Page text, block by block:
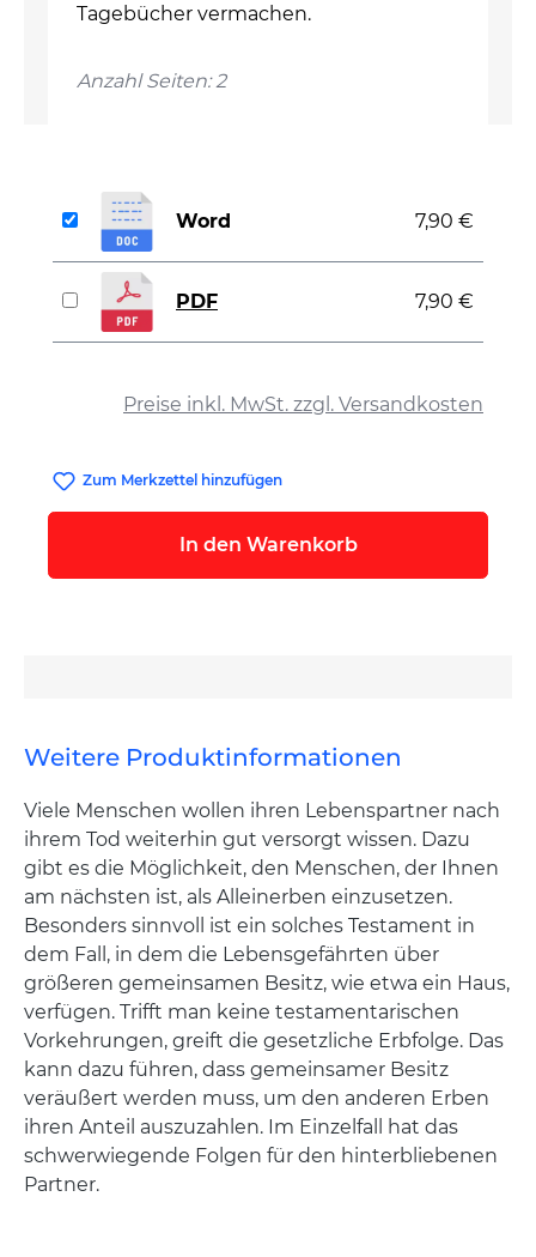
Tagebücher vermachen.
Anzahl Seiten: 2
Preise inkl. MwSt. zzgl. Versandkosten
Word 7,90 €
PDF 7,90 €
Zum Merkzettel hinzufügen
In den Warenkorb
Weitere Produktinformationen
Viele Menschen wollen ihren Lebenspartner nach
ihrem Tod weiterhin gut versorgt wissen. Dazu
gibt es die Möglichkeit, den Menschen, der Ihnen
am nächsten ist, als Alleinerben einzusetzen.
Besonders sinnvoll ist ein solches Testament in
dem Fall, in dem die Lebensgefährten über
größeren gemeinsamen Besitz, wie etwa ein Haus,
verfügen. Trifft man keine testamentarischen
Vorkehrungen, greift die gesetzliche Erbfolge. Das
kann dazu führen, dass gemeinsamer Besitz
veräußert werden muss, um den anderen Erben
ihren Anteil auszuzahlen. Im Einzelfall hat das
schwerwiegende Folgen für den hinterbliebenen
Partner.